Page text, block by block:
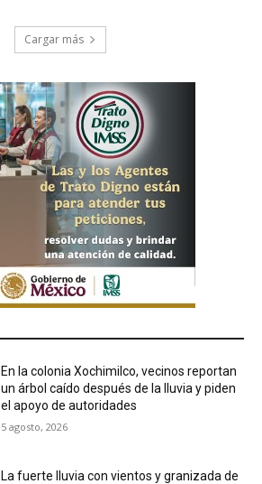
Cargar más
En la colonia Xochimilco, vecinos reportan
un árbol caído después de la lluvia y piden
el apoyo de autoridades
5 agosto, 2026
La fuerte lluvia con vientos y granizada de